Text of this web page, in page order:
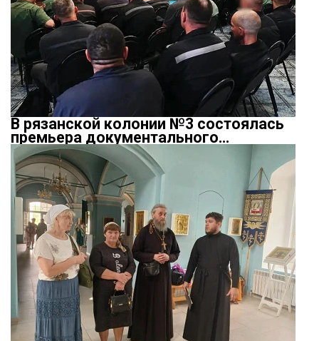
В рязанской колонии №3 состоялась
премьера документального…